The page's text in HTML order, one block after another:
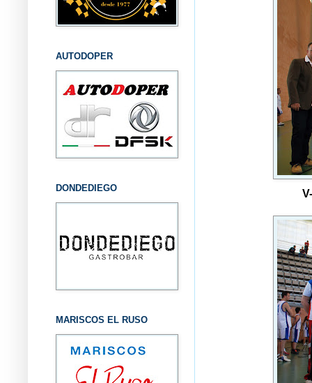
AUTODOPER
DONDEDIEGO
MARISCOS EL RUSO